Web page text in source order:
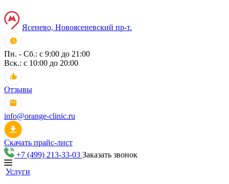
Ясенево, Новоясеневский пр-т.
Пн. - Сб.: с 9:00 до 21:00
Вск.: с 10:00 до 20:00
Отзывы
info@orange-clinic.ru
Скачать прайс-лист
+7 (499) 213-33-03 Заказать звонок
Услуги